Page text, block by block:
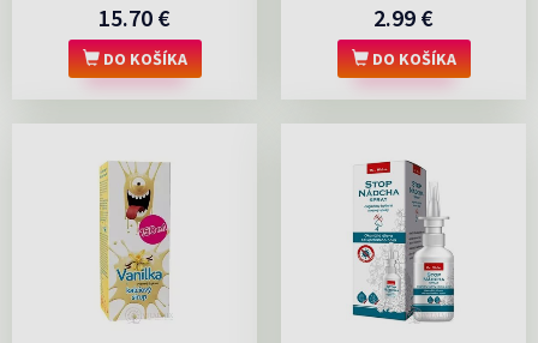
15.70 €
DO KOŠÍKA
2.99 €
DO KOŠÍKA